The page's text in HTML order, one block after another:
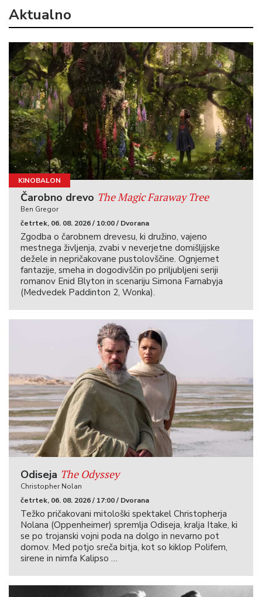
Aktualno
KINOBALON
Čarobno drevo The Magic Faraway Tree
Ben Gregor
četrtek, 06. 08. 2026 / 10:00 / Dvorana
Zgodba o čarobnem drevesu, ki družino, vajeno
mestnega življenja, zvabi v neverjetne domišljijske
dežele in nepričakovane pustolovščine. Ognjemet
fantazije, smeha in dogodivščin po priljubljeni seriji
romanov Enid Blyton in scenariju Simona Farnabyja
(Medvedek Paddinton 2, Wonka).
Odiseja The Odyssey
Christopher Nolan
četrtek, 06. 08. 2026 / 17:00 / Dvorana
Težko pričakovani mitološki spektakel Christopherja
Nolana (Oppenheimer) spremlja Odiseja, kralja Itake, ki
se po trojanski vojni poda na dolgo in nevarno pot
domov. Med potjo sreča bitja, kot so kiklop Polifem,
sirene in nimfa Kalipso …